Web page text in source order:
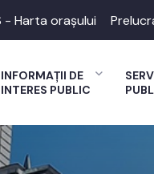
- Harta orașului
INFORMAȚII DE
INTERES PUBLIC